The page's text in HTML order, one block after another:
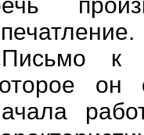
к
он